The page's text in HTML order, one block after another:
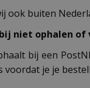
ook buiten
niet ophalen of
bij een
voordat je je